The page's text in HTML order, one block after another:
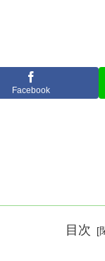
Facebook
目次